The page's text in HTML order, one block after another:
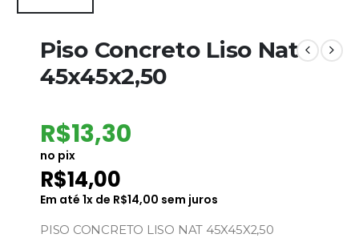
Piso Concreto Liso Nat
45x45x2,50
R$13,30
no pix
R$14,00
Em até 1x de R$14,00 sem juros
PISO CONCRETO LISO NAT 45X45X2,50